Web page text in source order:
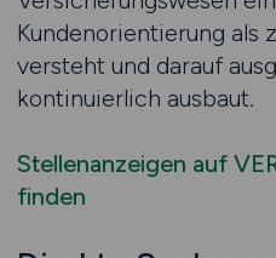
Kundenorientierung als
versteht und darauf
kontinuierlich ausbaut.
Stellenanzeigen auf
finden